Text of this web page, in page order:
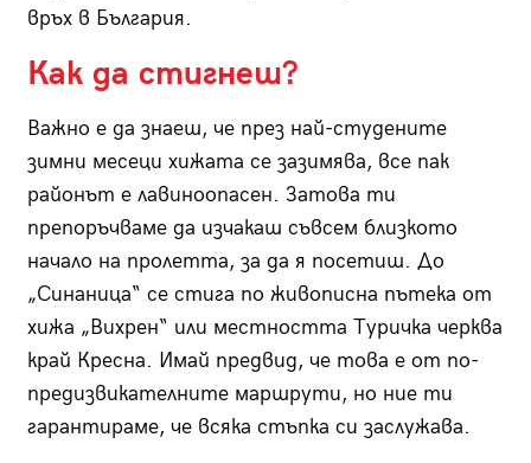
връх в България.
Как да стигнеш?
Важно е да знаеш, че през най-студените
зимни месеци хижата се зазимява, все пак
районът е лавиноопасен. Затова ти
препоръчваме да изчакаш съвсем близкото
начало на пролетта, за да я посетиш. До
„Синаница“ се стига по живописна пътека от
хижа „Вихрен“ или местността Туричка черква
край Кресна. Имай предвид, че това е от по-
предизвикателните маршрути, но ние ти
гарантираме, че всяка стъпка си заслужава.